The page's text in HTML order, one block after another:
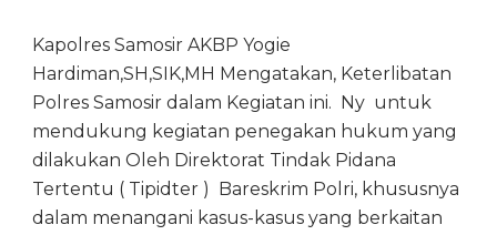
Kapolres Samosir AKBP Yogie
Hardiman,SH,SIK,MH Mengatakan, Keterlibatan
Polres Samosir dalam Kegiatan ini. Ny untuk
mendukung kegiatan penegakan hukum yang
dilakukan Oleh Direktorat Tindak Pidana
Tertentu ( Tipidter ) Bareskrim Polri, khususnya
dalam menangani kasus-kasus yang berkaitan